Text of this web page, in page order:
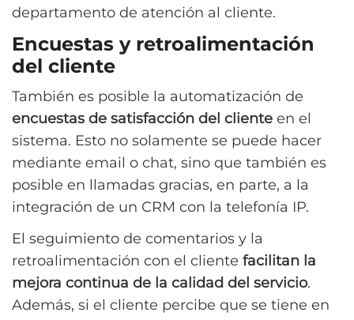
departamento de atención al cliente.
Encuestas y retroalimentación
del cliente
También es posible la automatización de
encuestas de satisfacción del cliente en el
sistema. Esto no solamente se puede hacer
mediante email o chat, sino que también es
posible en llamadas gracias, en parte, a la
integración de un CRM con la telefonía IP.
El seguimiento de comentarios y la
retroalimentación con el cliente facilitan la
mejora continua de la calidad del servicio.
Además, si el cliente percibe que se tiene en